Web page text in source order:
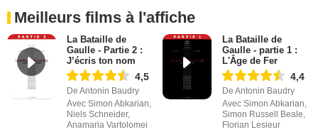
Meilleurs films à l'affiche
La Bataille de
Gaulle - Partie 2 :
J’écris ton nom
4,5
De Antonin Baudry
Avec Simon Abkarian,
Niels Schneider,
Anamaria Vartolomei
La Bataille de
Gaulle - partie 1 :
L'Âge de Fer
4,4
De Antonin Baudry
Avec Simon Abkarian,
Simon Russell Beale,
Florian Lesieur